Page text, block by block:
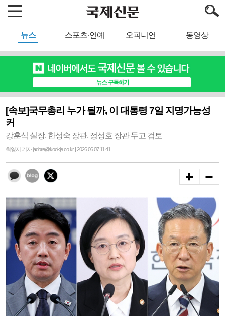
뉴스 스포츠·연예 오피니언 동영상
[속보]국무총리 누가 될까, 이 대통령 7일 지명가능성
커
강훈식 실장, 한성숙 장관, 정성호 장관 두고 검토
최영지 기자 jadore@kookje.co.kr | 2026.06.07 11:41